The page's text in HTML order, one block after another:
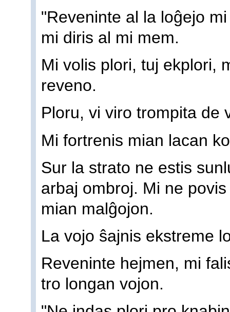
"Reveninte al la loĝejo
mi diris al mi mem.
Mi volis plori, tuj ekplori,
reveno.
Ploru, vi viro trompita de
Mi fortrenis mian lacan
Sur la strato ne estis
arbaj ombroj. Mi ne
mian malĝojon.
La vojo ŝajnis ekstreme
Reveninte hejmen, mi
tro longan vojon.